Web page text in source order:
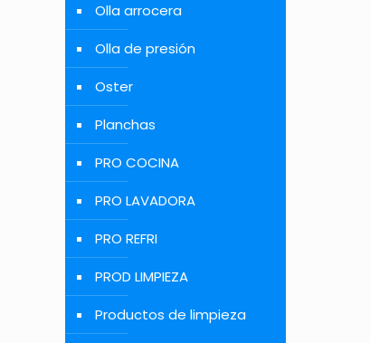
Olla arrocera
Olla de presión
Oster
Planchas
PRO COCINA
PRO LAVADORA
PRO REFRI
PROD LIMPIEZA
Productos de limpieza